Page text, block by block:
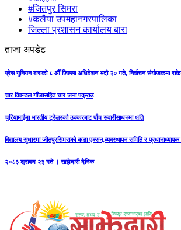
#जितपुर सिमरा
#कलैया उपमहानगरपालिका
जिल्ला प्रशासन कार्यालय बारा
ताजा अपडेट
प्रेस युनियन बाराको ८ औँ जिल्ला अधिवेशन भदौ २० गते, निर्वाचन संयोजकमा
चार क्विन्टल गाँजासहित चार जना पक्राउ
चुरियामाईमा भारतीय ट्रेलरको ठक्करबाट पाँच सवारीसाधनमा क्षति
विद्यालय सुधारमा जीतपुरसिमराको कडा एक्सन,व्यवस्थापन समिति र प्रधानाध्यापक
२०८३ श्रावण २३ गते । साझेदारी दैनिक